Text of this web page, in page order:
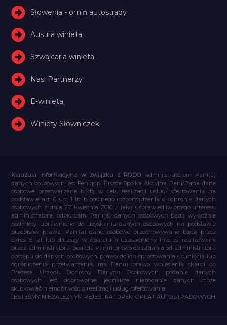
Słowenia - omiń autostrady
Austria winieta
Szwajcaria winieta
Nasi Partnerzy
E-winieta
Winiety Słowniczek
Klauzula informacyjna w związku z RODO administratorem Pani(a)
danych osobowych jest Feniqs.pl Prosta Spółka Akcyjna. Pani/Pana dane
osobowe przetwarzane będą w celu realizacji usług/ ofertowania na
podstawie art. 6 ust. 1 lit. b ogólnego rozporządzenia o ochronie danych
osobowych z dnia 27 kwietnia 2016 r. jako usprawiedliwionego interesu
administratora, odbiorcami Pani(a) danych osobowych będą wyłącznie
podmioty uprawnione do uzyskania danych osobowych na podstawie
przepisów prawa, Pani(a) dane osobowe przechowywane będą przez
okres 5 lat lub dłuższy w oparciu o uzasadniony interes realizowany
przez administratora, posiada Pan(i) prawo do żądania od administratora
dostępu do danych osobowych, prawo do ich sprostowania usunięcia lub
ograniczenia przetwarzania, ma Pan(i) prawo wniesienia skargi do
Prezesa Urzędu Ochrony Danych Osobowych, podanie danych
osobowych jest dobrowolne, jednakże niepodanie danych może
skutkować niemożliwością realizacji usług /ofertowania.
JESTEŚMY NIEZALEŻNYM REJESTRATOREM OPŁAT AUTOSTRADOWYCH